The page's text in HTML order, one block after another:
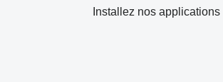
Installez nos applications